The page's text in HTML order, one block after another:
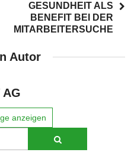
GESUNDHEIT ALS
BENEFIT BEI DER
MITARBEITERSUCHE
Autor
AG
anzeigen